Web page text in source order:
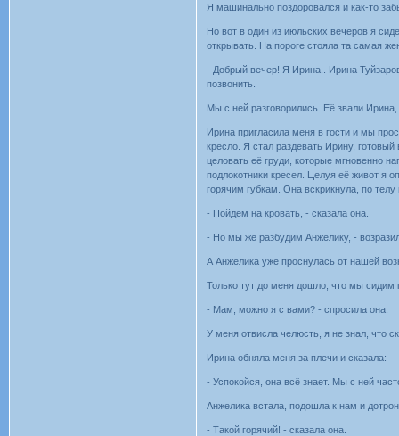
Я машинально поздоровался и как-то
Но вот в один из июльских вечеров я
открывать. На пороге стояла та самая
- Добрый вечер! Я Ирина.. Ирина
позвонить.
Мы с ней разговорились. Её звали
Ирина пригласила меня в гости и мы
кресло. Я стал раздевать Ирину,
целовать её груди, которые мгновенно
подлокотники кресел. Целуя её живот я
горячим губкам. Она вскрикнула, по телу
- Пойдём на кровать, - сказала она.
- Но мы же разбудим Анжелику, -
А Анжелика уже проснулась от нашей
Только тут до меня дошло, что мы сидим
- Мам, можно я с вами? - спросила она.
У меня отвисла челюсть, я не знал, что
Ирина обняла меня за плечи и сказала:
- Успокойся, она всё знает. Мы с ней
Анжелика встала, подошла к нам и
- Такой горячий! - сказала она.